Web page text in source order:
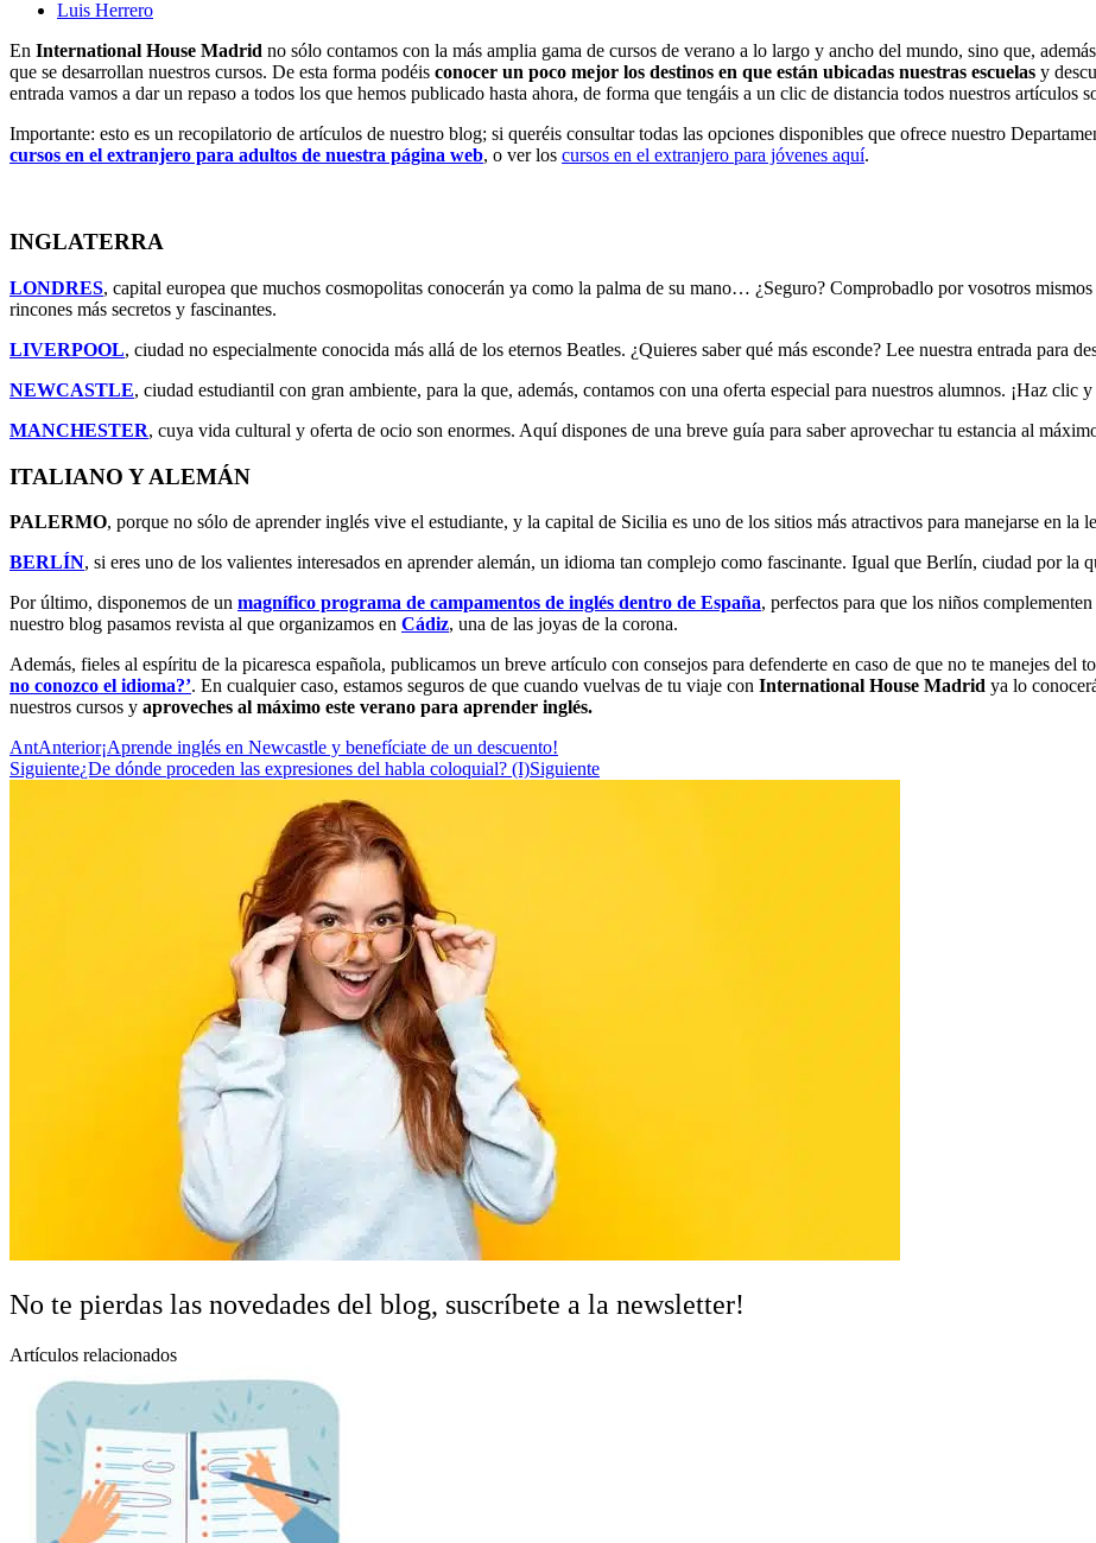
Luis Herrero
En International House Madrid no sólo contamos con la más amplia gama de cursos de verano a lo largo y ancho del mundo, sino que,
que se desarrollan nuestros cursos. De esta forma podéis conocer un poco mejor los destinos en que están ubicadas nuestras escuelas y
entrada vamos a dar un repaso a todos los que hemos publicado hasta ahora, de forma que tengáis a un clic de distancia todos nuestros artículos
Importante: esto es un recopilatorio de artículos de nuestro blog; si queréis consultar todas las opciones disponibles que ofrece nuestro
cursos en el extranjero para adultos de nuestra página web, o ver los cursos en el extranjero para jóvenes aquí.
INGLATERRA
LONDRES, capital europea que muchos cosmopolitas conocerán ya como la palma de su mano… ¿Seguro? Comprobadlo por vosotros mismos
rincones más secretos y fascinantes.
LIVERPOOL, ciudad no especialmente conocida más allá de los eternos Beatles. ¿Quieres saber qué más esconde? Lee nuestra entrada para
NEWCASTLE, ciudad estudiantil con gran ambiente, para la que, además, contamos con una oferta especial para nuestros alumnos. ¡Haz clic
MANCHESTER, cuya vida cultural y oferta de ocio son enormes. Aquí dispones de una breve guía para saber aprovechar tu estancia al
ITALIANO Y ALEMÁN
PALERMO, porque no sólo de aprender inglés vive el estudiante, y la capital de Sicilia es uno de los sitios más atractivos para manejarse en la
BERLÍN, si eres uno de los valientes interesados en aprender alemán, un idioma tan complejo como fascinante. Igual que Berlín, ciudad por la
Por último, disponemos de un magnífico programa de campamentos de inglés dentro de España, perfectos para que los niños
nuestro blog pasamos revista al que organizamos en Cádiz, una de las joyas de la corona.
Además, fieles al espíritu de la picaresca española, publicamos un breve artículo con consejos para defenderte en caso de que no te manejes del
no conozco el idioma?’. En cualquier caso, estamos seguros de que cuando vuelvas de tu viaje con International House Madrid ya lo
nuestros cursos y aproveches al máximo este verano para aprender inglés.
AntAnterior¡Aprende inglés en Newcastle y benefíciate de un descuento!
Siguiente¿De dónde proceden las expresiones del habla coloquial? (I)Siguiente
No te pierdas las novedades del blog, suscríbete a la newsletter!
Artículos relacionados